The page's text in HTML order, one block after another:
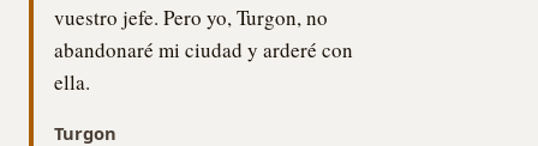
vuestro jefe. Pero yo, Turgon, no
abandonaré mi ciudad y arderé con
ella.
Turgon